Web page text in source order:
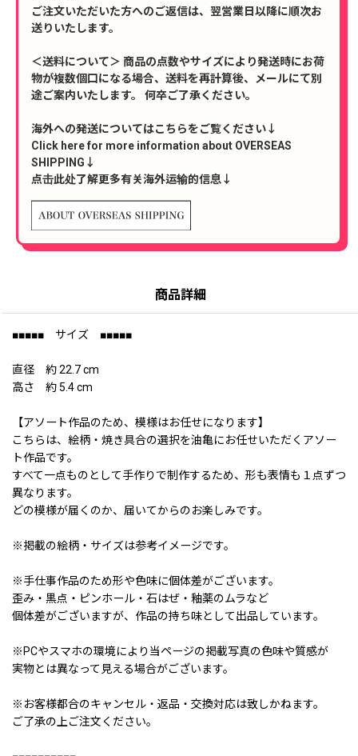
ご注文いただいた方へのご返信は、翌営業日以降に順次お
送りいたします。
＜送料について＞ 商品の点数やサイズにより発送時にお荷
物が複数個口になる場合、送料を再計算後、メールにて別
途ご案内いたします。 何卒ご了承ください。
海外への発送についてはこちらをご覧ください↓
Click here for more information about OVERSEAS
SHIPPING↓
点击此处了解更多有关海外运输的信息↓
商品詳細
■■■■■ サイズ ■■■■■
直径 約 22.7 cm
高さ 約 5.4 cm
【アソート作品のため、模様はお任せになります】
こちらは、絵柄・焼き具合の選択を油亀にお任せいただくアソー
ト作品です。
すべて一点ものとして手作りで制作するため、形も表情も１点ずつ
異なります。
どの模様が届くのか、届いてからのお楽しみです。
※掲載の絵柄・サイズは参考イメージです。
※手仕事作品のため形や色味に個体差がございます。
歪み・黒点・ピンホール・石はぜ・釉薬のムラなど
個体差がございますが、作品の持ち味として出品しています。
※PCやスマホの環境により当ページの掲載写真の色味や質感が
実物とは異なって見える場合がございます。
※お客様都合のキャンセル・返品・交換対応は致しかねます。
ご了承の上ご注文ください。